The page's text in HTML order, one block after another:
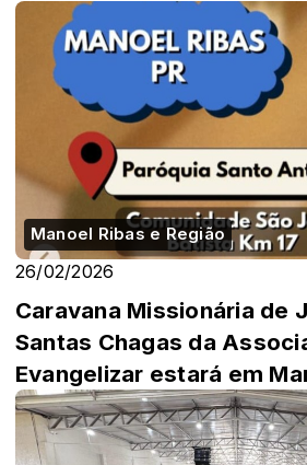
Manoel Ribas e Região
26/02/2026
Caravana Missionária de
Santas Chagas da
Evangelizar estará em
dia 28.